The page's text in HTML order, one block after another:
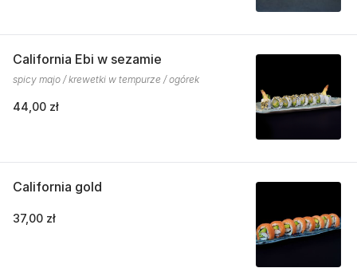
California Ebi w sezamie
spicy majo / krewetki w tempurze / ogórek
44,00 zł
California gold
37,00 zł